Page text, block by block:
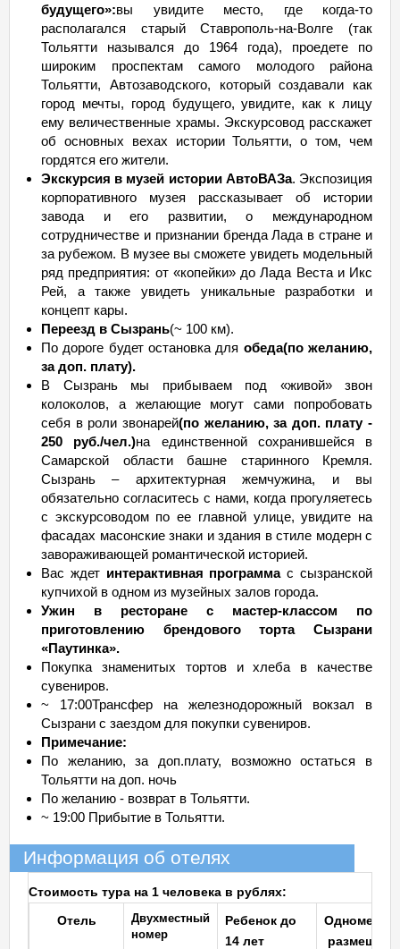
будущего»:вы увидите место, где когда-то
располагался старый Ставрополь-на-Волге (так
Тольятти назывался до 1964 года), проедете по
широким проспектам самого молодого района
Тольятти, Автозаводского, который создавали как
город мечты, город будущего, увидите, как к лицу
ему величественные храмы. Экскурсовод расскажет
об основных вехах истории Тольятти, о том, чем
гордятся его жители.
Экскурсия в музей истории АвтоВАЗа. Экспозиция
корпоративного музея рассказывает об истории
завода и его развитии, о международном
сотрудничестве и признании бренда Лада в стране и
за рубежом. В музее вы сможете увидеть модельный
ряд предприятия: от «копейки» до Лада Веста и Икс
Рей, а также увидеть уникальные разработки и
концепт кары.
Переезд в Сызрань(~ 100 км).
По дороге будет остановка для обеда(по желанию,
за доп. плату).
В Сызрань мы прибываем под «живой» звон
колоколов, а желающие могут сами попробовать
себя в роли звонарей(по желанию, за доп. плату -
250 руб./чел.)на единственной сохранившейся в
Самарской области башне старинного Кремля.
Сызрань – архитектурная жемчужина, и вы
обязательно согласитесь с нами, когда прогуляетесь
с экскурсоводом по ее главной улице, увидите на
фасадах масонские знаки и здания в стиле модерн с
завораживающей романтической историей.
Вас ждет интерактивная программас сызранской
купчихой в одном из музейных залов города.
Ужин в ресторане с мастер-классом по
приготовлению брендового торта Сызрани
«Паутинка».
Покупка знаменитых тортов и хлеба в качестве
сувениров.
~ 17:00Трансфер на железнодорожный вокзал в
Сызрани с заездом для покупки сувениров.
Примечание:
По желанию, за доп.плату, возможно остаться в
Тольятти на доп. ночь
По желанию - возврат в Тольятти.
~ 19:00 Прибытие в Тольятти.
Информация об отелях
Стоимость тура на 1 человека в рублях:
Отель
Двухместный
номер
Ребенок до
14 лет